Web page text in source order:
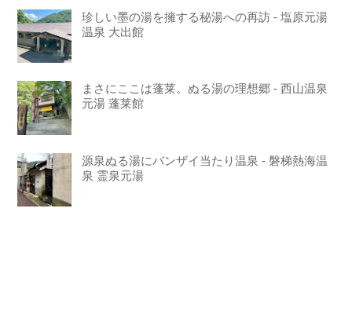
珍しい墨の湯を擁する秘湯への再訪 - 塩原元湯
温泉 大出館
まさにここは蓬莱。ぬる湯の理想郷 - 西山温泉
元湯 蓬莱館
源泉ぬる湯にバンザイ当たり温泉 - 磐梯熱海温
泉 霊泉元湯